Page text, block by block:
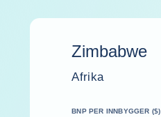
Zimbabwe
Afrika
BNP PER INNBYGGER ($)